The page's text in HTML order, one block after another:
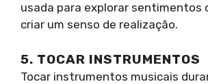
usada para explorar sentimentos
criar um senso de realização.
5. TOCAR INSTRUMENTOS
Tocar instrumentos musicais